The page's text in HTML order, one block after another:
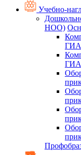
Учебно-
НОО)
ГИА